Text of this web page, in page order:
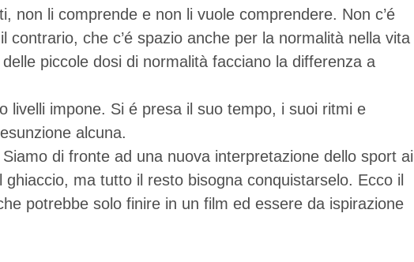
non li comprende e non li vuole comprendere. Non c’é
che c’é spazio anche per la normalità nella vita
piccole dosi di normalità facciano la differenza a
livelli impone. Si é presa il suo tempo, i suoi ritmi e
alcuna.
di fronte ad una nuova interpretazione dello sport ai
ma tutto il resto bisogna conquistarselo. Ecco il
potrebbe solo finire in un film ed essere da ispirazione